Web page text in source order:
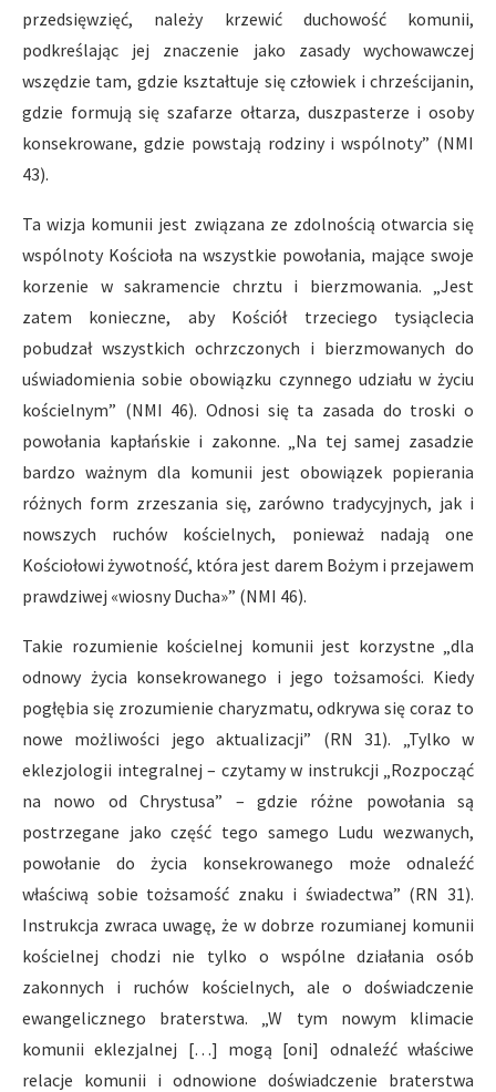
przedsięwzięć, należy krzewić duchowość komunii,
podkreślając jej znaczenie jako zasady wychowawczej
wszędzie tam, gdzie kształtuje się człowiek i chrześcijanin,
gdzie formują się szafarze ołtarza, duszpasterze i osoby
konsekrowane, gdzie powstają rodziny i wspólnoty” (NMI
43).
Ta wizja komunii jest związana ze zdolnością otwarcia się
wspólnoty Kościoła na wszystkie powołania, mające swoje
korzenie w sakramencie chrztu i bierzmowania. „Jest
zatem konieczne, aby Kościół trzeciego tysiąclecia
pobudzał wszystkich ochrzczonych i bierzmowanych do
uświadomienia sobie obowiązku czynnego udziału w życiu
kościelnym” (NMI 46). Odnosi się ta zasada do troski o
powołania kapłańskie i zakonne. „Na tej samej zasadzie
bardzo ważnym dla komunii jest obowiązek popierania
różnych form zrzeszania się, zarówno tradycyjnych, jak i
nowszych ruchów kościelnych, ponieważ nadają one
Kościołowi żywotność, która jest darem Bożym i przejawem
prawdziwej «wiosny Ducha»” (NMI 46).
Takie rozumienie kościelnej komunii jest korzystne „dla
odnowy życia konsekrowanego i jego tożsamości. Kiedy
pogłębia się zrozumienie charyzmatu, odkrywa się coraz to
nowe możliwości jego aktualizacji” (RN 31). „Tylko w
eklezjologii integralnej – czytamy w instrukcji „Rozpocząć
na nowo od Chrystusa” – gdzie różne powołania są
postrzegane jako część tego samego Ludu wezwanych,
powołanie do życia konsekrowanego może odnaleźć
właściwą sobie tożsamość znaku i świadectwa” (RN 31).
Instrukcja zwraca uwagę, że w dobrze rozumianej komunii
kościelnej chodzi nie tylko o wspólne działania osób
zakonnych i ruchów kościelnych, ale o doświadczenie
ewangelicznego braterstwa. „W tym nowym klimacie
komunii eklezjalnej […] mogą [oni] odnaleźć właściwe
relacje komunii i odnowione doświadczenie braterstwa